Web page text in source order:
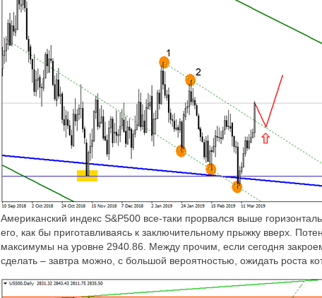
Американский индекс S&P500 все-таки прорвался выше
его, как бы приготавливаясь к заключительному прыжку вверх.
максимумы на уровне 2940.86. Между прочим, если сегодня
сделать – завтра можно, с большой вероятностью, ожидать роста